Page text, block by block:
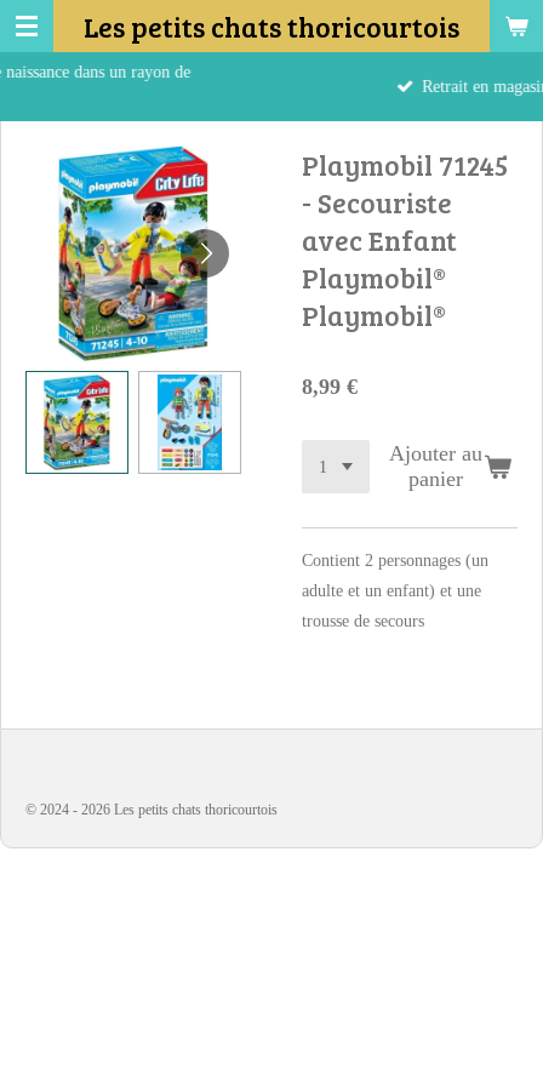
Passer
au
Les petits chats thoricourtois
un rayon de
Retrait en magasin
Playmobil 71245
- Secouriste
avec Enfant
Playmobil®
Playmobil®
8,99 €
Ajouter au
panier
Contient 2 personnages (un
adulte et un enfant) et une
trousse de secours
© 2024 - 2026 Les petits chats thoricourtois